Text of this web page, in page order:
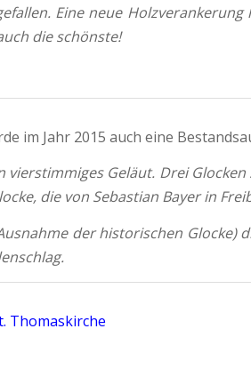
Eine neue
die schönste!
im Jahr 2015 auch eine
Geläut. Drei
die von Sebastian Bayer in
der historischen Glocke)
Thomaskirche